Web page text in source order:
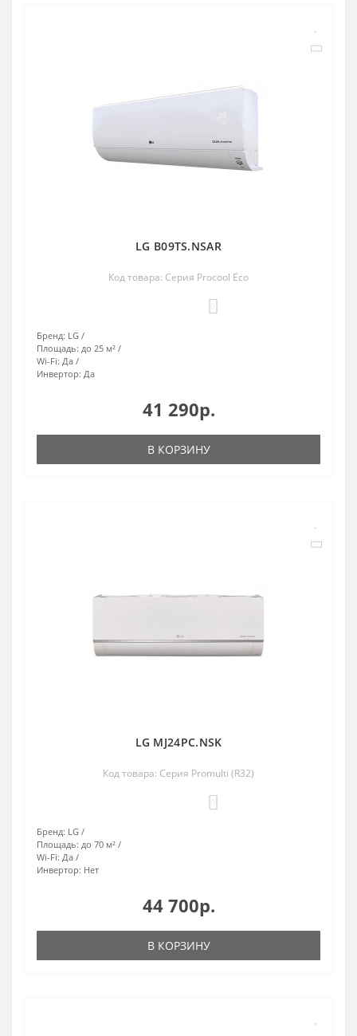
LG B09TS.NSAR
Код товара: Серия Procool Eco
Бренд: LG
Площадь: до 25 м²
Wi-Fi: Да
Инвертор: Да
41 290р.
В КОРЗИНУ
LG MJ24PC.NSK
Код товара: Серия Promulti (R32)
Бренд: LG
Площадь: до 70 м²
Wi-Fi: Да
Инвертор: Нет
44 700р.
В КОРЗИНУ